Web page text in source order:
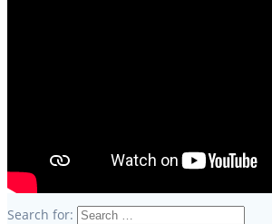
Search for: